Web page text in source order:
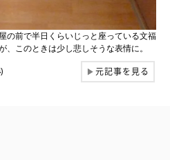
の前で半日くらいじっと座っている文福
、このときは少し悲しそうな表情に。
▶元記事を見る